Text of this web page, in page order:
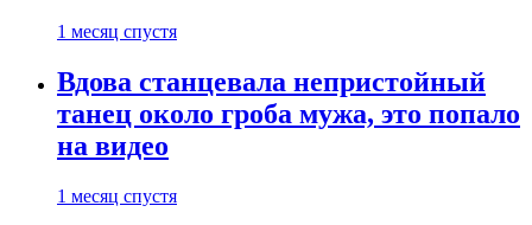
1 месяц спустя
Вдова станцевала непристойный
танец около гроба мужа, это попало
на видео
1 месяц спустя